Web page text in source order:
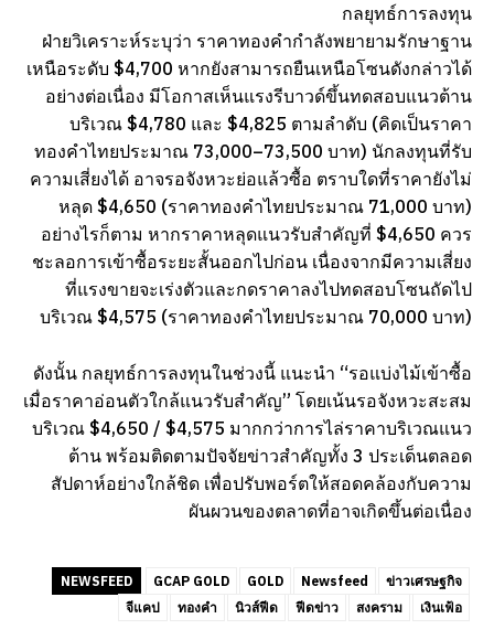
กลยุทธ์การลงทุน
ฝ่ายวิเคราะห์ระบุว่า ราคาทองคำกำลังพยายามรักษาฐาน
เหนือระดับ $4,700 หากยังสามารถยืนเหนือโซนดังกล่าวได้
อย่างต่อเนื่อง มีโอกาสเห็นแรงรีบาวด์ขึ้นทดสอบแนวต้าน
บริเวณ $4,780 และ $4,825 ตามลำดับ (คิดเป็นราคา
ทองคำไทยประมาณ 73,000–73,500 บาท) นักลงทุนที่รับ
ความเสี่ยงได้ อาจรอจังหวะย่อแล้วซื้อ ตราบใดที่ราคายังไม่
หลุด $4,650 (ราคาทองคำไทยประมาณ 71,000 บาท)
อย่างไรก็ตาม หากราคาหลุดแนวรับสำคัญที่ $4,650 ควร
ชะลอการเข้าซื้อระยะสั้นออกไปก่อน เนื่องจากมีความเสี่ยง
ที่แรงขายจะเร่งตัวและกดราคาลงไปทดสอบโซนถัดไป
บริเวณ $4,575 (ราคาทองคำไทยประมาณ 70,000 บาท)
ดังนั้น กลยุทธ์การลงทุนในช่วงนี้ แนะนำ “รอแบ่งไม้เข้าซื้อ
เมื่อราคาอ่อนตัวใกล้แนวรับสำคัญ” โดยเน้นรอจังหวะสะสม
บริเวณ $4,650 / $4,575 มากกว่าการไล่ราคาบริเวณแนว
ต้าน พร้อมติดตามปัจจัยข่าวสำคัญทั้ง 3 ประเด็นตลอด
สัปดาห์อย่างใกล้ชิด เพื่อปรับพอร์ตให้สอดคล้องกับความ
ผันผวนของตลาดที่อาจเกิดขึ้นต่อเนื่อง
NEWSFEED GCAP GOLD GOLD Newsfeed
ข่าวเศรษฐกิจ
จีแคป
ทองคำ นิวส์ฟีด ฟีดข่าว สงคราม เงินเฟ้อ